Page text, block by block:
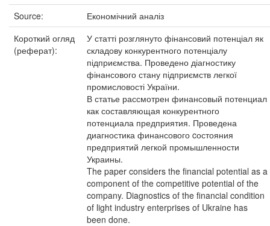
Source:
Економічний аналіз
Короткий огляд
(реферат):
У статті розглянуто фінансовий потенціал як
складову конкурентного потенціалу
підприємства. Проведено діагностику
фінансового стану підприємств легкої
промисловості України.
В статье рассмотрен финансовый потенциал
как составляющая конкурентного
потенциала предприятия. Проведена
диагностика финансового cостояния
предприятий легкой промышленности
Украины.
The paper considers the financial potential as a
component of the competitive potential of the
company. Diagnostics of the financial condition
of light industry enterprises of Ukraine has
been done.